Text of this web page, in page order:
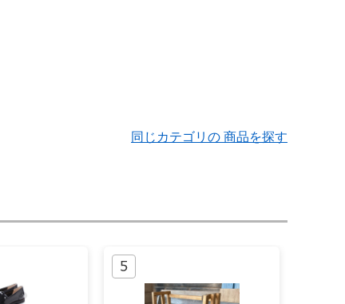
同じカテゴリの 商品を探す